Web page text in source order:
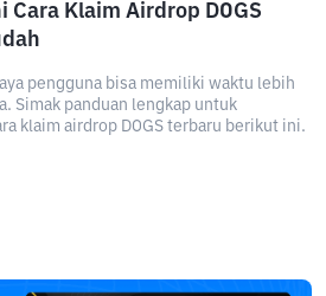
Klaim Airdrop DOGS
pengguna bisa memiliki waktu lebih
Simak panduan lengkap untuk
klaim airdrop DOGS terbaru berikut ini.